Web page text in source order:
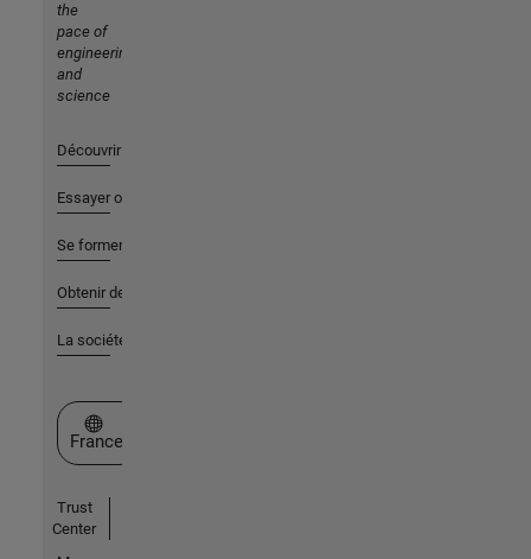
the
pace of
engineering
and
science
Découvrir les produits
Essayer ou acheter
Se former
Obtenir de l'aide
La société
Sélectionner un site web
France
Trust
Center